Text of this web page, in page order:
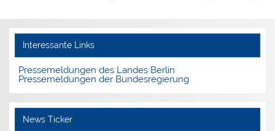
Interessante Links
Pressemeldungen des Landes Berlin
Pressemeldungen der Bundesregierung
News Ticker